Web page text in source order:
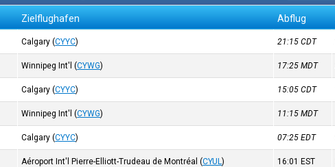
Zielflughafen Abflug
Calgary (CYYC) 21:15CDT
Winnipeg Int'l (CYWG) 17:25MDT
Calgary (CYYC) 15:05CDT
Winnipeg Int'l (CYWG) 11:15MDT
Calgary (CYYC) 07:25EDT
Aéroport Int'l Pierre-Elliott-Trudeau de Montréal (CYUL) 16:01 EST